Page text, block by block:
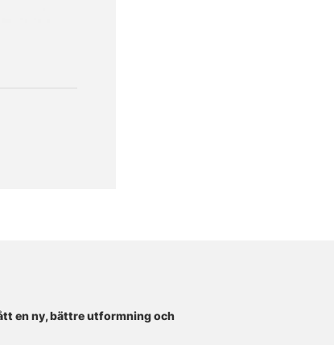
en ny, bättre utformning och